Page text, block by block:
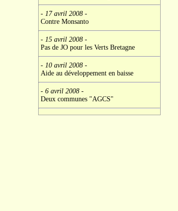
- 17 avril 2008-
Contre Monsanto
- 15 avril 2008-
Pas de JO pour les Verts Bretagne
- 10 avril 2008-
Aide au développement en baisse
- 6 avril 2008-
Deux communes "AGCS"